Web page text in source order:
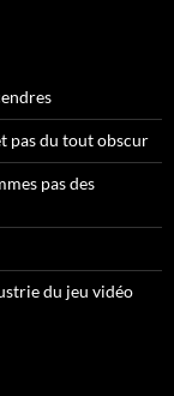
pas du tout obscur
pas des
du jeu vidéo